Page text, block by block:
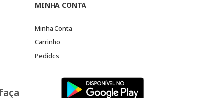
MINHA CONTA
Minha Conta
Carrinho
Pedidos